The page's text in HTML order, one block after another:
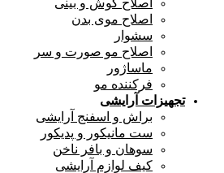
اصلاح گوش و بینی
اصلاح موی بدن
سشوار
اصلاح مو صورت و سر
ماساژور
فرکننده مو
تجهیزات آرایشی
براش و اسفنج آرایشی
ست مانیکور و پدیکور
سوهان و بافر ناخن
کیف لوازم آرایشی